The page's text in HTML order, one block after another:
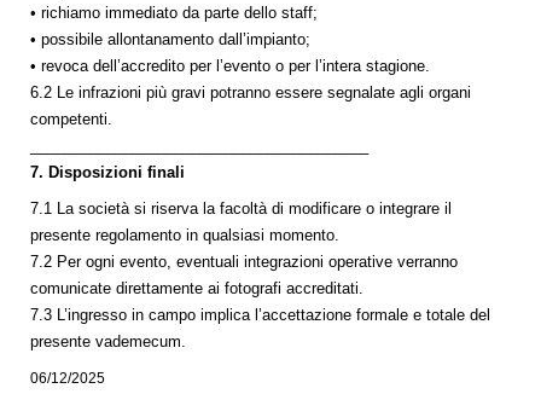
• richiamo immediato da parte dello staff;
• possibile allontanamento dall’impianto;
• revoca dell’accredito per l’evento o per l’intera stagione.
6.2 Le infrazioni più gravi potranno essere segnalate agli organi
competenti.
7. Disposizioni finali
7.1 La società si riserva la facoltà di modificare o integrare il
presente regolamento in qualsiasi momento.
7.2 Per ogni evento, eventuali integrazioni operative verranno
comunicate direttamente ai fotografi accreditati.
7.3 L’ingresso in campo implica l’accettazione formale e totale del
presente vademecum.
06/12/2025